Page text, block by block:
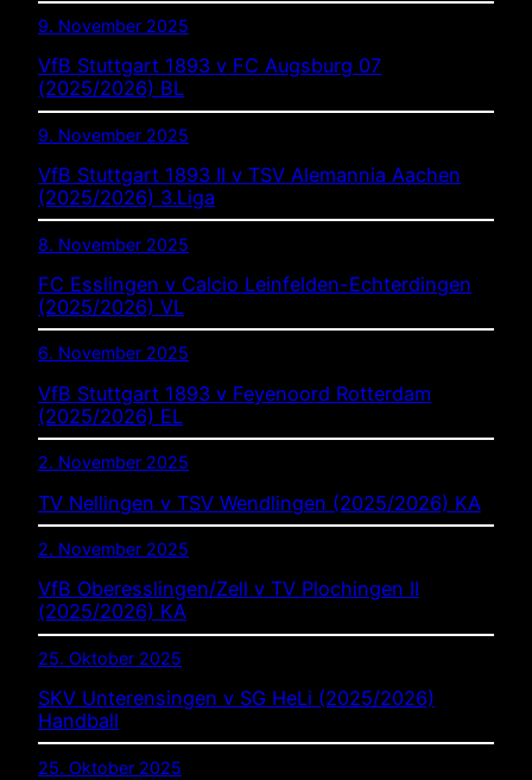
9. November 2025
VfB Stuttgart 1893 v FC Augsburg 07
(2025/2026) BL
9. November 2025
VfB Stuttgart 1893 II v TSV Alemannia Aachen
(2025/2026) 3.Liga
8. November 2025
FC Esslingen v Calcio Leinfelden-Echterdingen
(2025/2026) VL
6. November 2025
VfB Stuttgart 1893 v Feyenoord Rotterdam
(2025/2026) EL
2. November 2025
TV Nellingen v TSV Wendlingen (2025/2026) KA
2. November 2025
VfB Oberesslingen/Zell v TV Plochingen II
(2025/2026) KA
25. Oktober 2025
SKV Unterensingen v SG HeLi (2025/2026)
Handball
25. Oktober 2025